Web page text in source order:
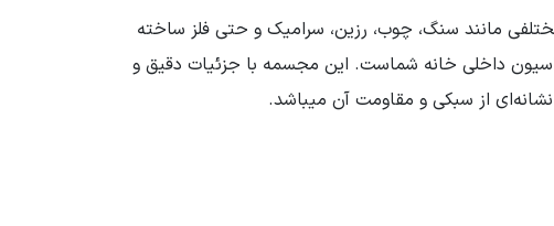
مانند سنگ، چوب، رزین، سرامیک و حتی فلز ساخته
داخلی خانه شماست. این مجسمه با جزئیات دقیق و
از سبکی و مقاومت آن میباشد.